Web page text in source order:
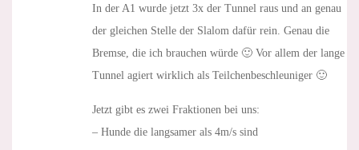
In der A1 wurde jetzt 3x der Tunnel raus und an genau
der gleichen Stelle der Slalom dafür rein. Genau die
Bremse, die ich brauchen würde 🙂 Vor allem der lange
Tunnel agiert wirklich als Teilchenbeschleuniger 🙂
Jetzt gibt es zwei Fraktionen bei uns:
– Hunde die langsamer als 4m/s sind